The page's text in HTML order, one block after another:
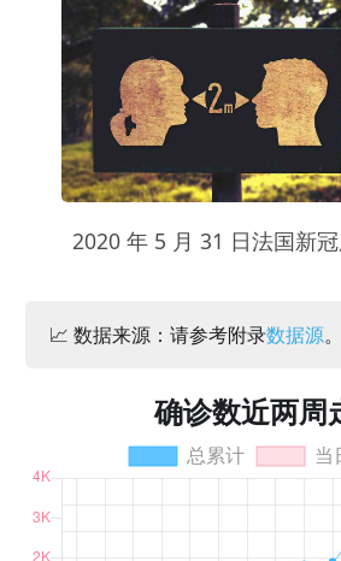
2020 年 5 月 31 日法国新
📈 数据来源：请参考附录数据源。
确诊数近两周